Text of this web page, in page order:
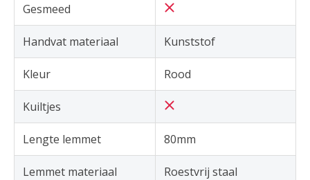
Gesmeed
Handvat materiaal Kunststof
Kleur Rood
Kuiltjes
Lengte lemmet 80mm
Lemmet materiaal Roestvrij staal